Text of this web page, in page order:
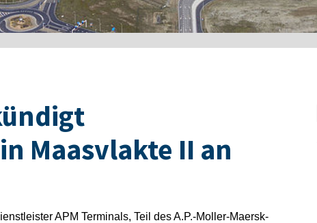
Maasvlakte II an
APM Terminals, Teil des A.P.-Moller-Maersk-